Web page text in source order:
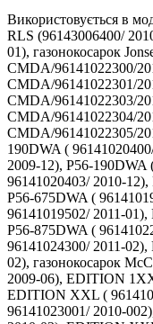
Використовується в
RLS (96143006400/
01), газонокосарок
CMDA/96141022300/
CMDA/96141022301/
CMDA/96141022303/
CMDA/96141022304/
CMDA/96141022305/
190DWA (
2009-12), P56-190DWA
96141020403/ 2010-
P56-675DWA (
96141019502/ 2011-
P56-875DWA (
96141024300/ 2011-
02), газонокосарок
2009-06), EDITION
EDITION XXL (
96141023001/ 2010-